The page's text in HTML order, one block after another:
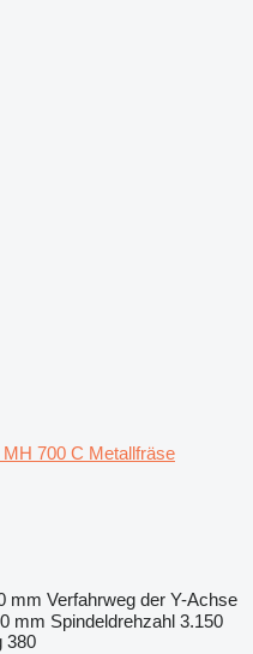
MH 700 C Metallfräse
mm Verfahrweg der Y-Achse
mm Spindeldrehzahl 3.150
380